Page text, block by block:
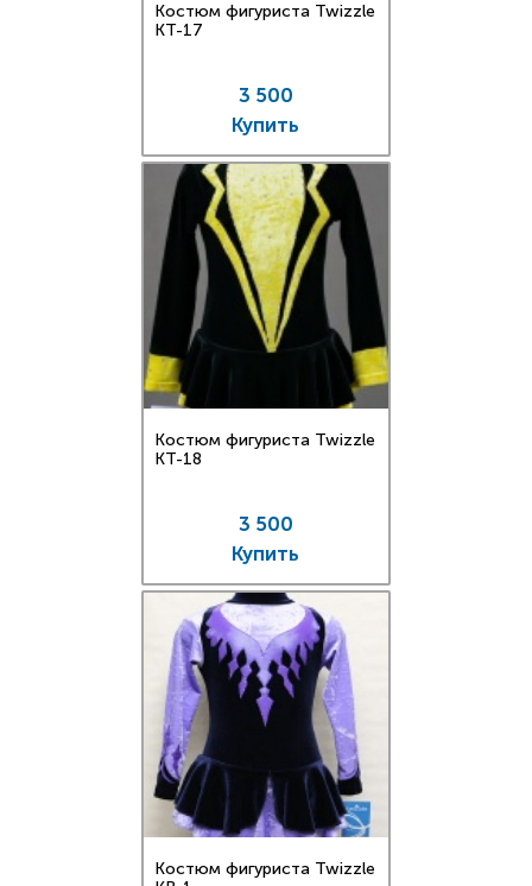
Костюм фигуриста Twizzle
КT-17
3 500
Купить
Костюм фигуриста Twizzle
КT-18
3 500
Купить
Костюм фигуриста Twizzle